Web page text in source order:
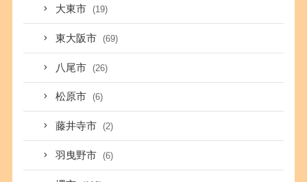
大東市 (19)
東大阪市 (69)
八尾市 (26)
松原市 (6)
藤井寺市 (2)
羽曳野市 (6)